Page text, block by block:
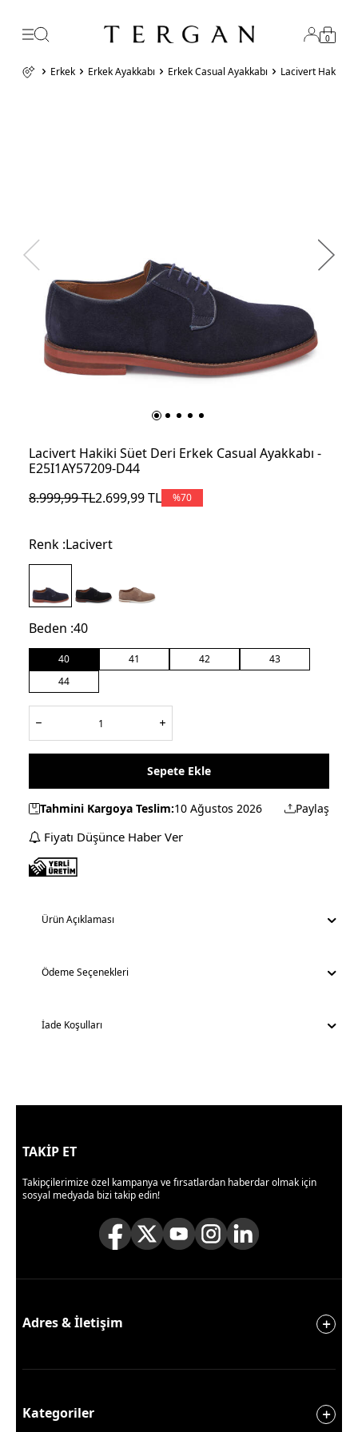
0
Erkek Erkek Ayakkabı Erkek Casual Ayakkabı Lacivert Hakiki
Lacivert Hakiki Süet Deri Erkek Casual Ayakkabı -
E25I1AY57209-D44
8.999,99TL2.699,99TL %70
Renk :Lacivert
Beden :40
40 41 42
43
44
Sepete Ekle
Tahmini Kargoya Teslim:10 Ağustos 2026 Paylaş
Fiyatı Düşünce Haber Ver
Ürün Açıklaması
Ödeme Seçenekleri
İade Koşulları
TAKİP ET
Takipçilerimize özel kampanya ve fırsatlardan haberdar olmak için
sosyal medyada bizi takip edin!
Adres & İletişim
Kategoriler